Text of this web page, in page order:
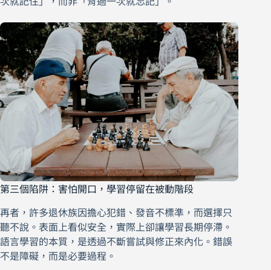
第三個陷阱：害怕開口，學習停留在被動階段
再者，許多退休族因擔心犯錯、發音不標準，而選擇只
聽不說。表面上看似安全，實際上卻讓學習長期停滯。
語言學習的本質，是透過不斷嘗試與修正來內化。錯誤
不是障礙，而是必要過程。